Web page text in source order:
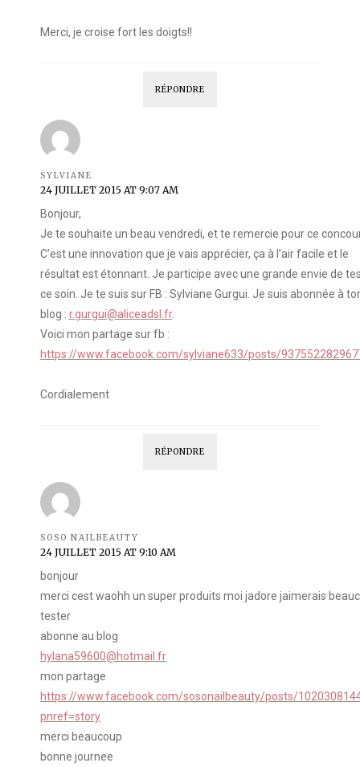
Merci, je croise fort les doigts!!
RÉPONDRE
SYLVIANE
24 JUILLET 2015 AT 9:07 AM
Bonjour,
Je te souhaite un beau vendredi, et te remercie pour ce
C’est une innovation que je vais apprécier, ça à l’air facile et le
résultat est étonnant. Je participe avec une grande envie de
ce soin. Je te suis sur FB : Sylviane Gurgui. Je suis abonnée à
blog : r.gurgui@aliceadsl.fr.
Voici mon partage sur fb :
https://www.facebook.com/sylviane633/posts/
Cordialement
RÉPONDRE
SOSO NAILBEAUTY
24 JUILLET 2015 AT 9:10 AM
bonjour
merci cest waohh un super produits moi jadore jaimerais
tester
abonne au blog
hylana59600@hotmail.fr
mon partage
https://www.facebook.com/sosonailbeauty/posts/
pnref=story
merci beaucoup
bonne journee